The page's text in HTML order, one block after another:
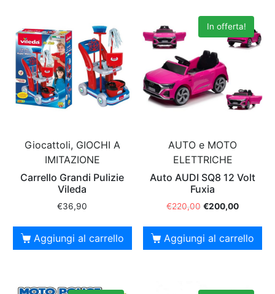
Giocattoli, GIOCHI A
IMITAZIONE
Carrello Grandi Pulizie
Vileda
€36,90
Aggiungi al carrello
In offerta!
AUTO e MOTO
ELETTRICHE
Auto AUDI SQ8 12 Volt
Fuxia
€220,00 €200,00
Aggiungi al carrello